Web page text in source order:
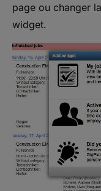
page ou changer
widget.